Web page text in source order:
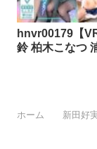
hnvr00179【
鈴 柏木こなつ
ホーム 新田好